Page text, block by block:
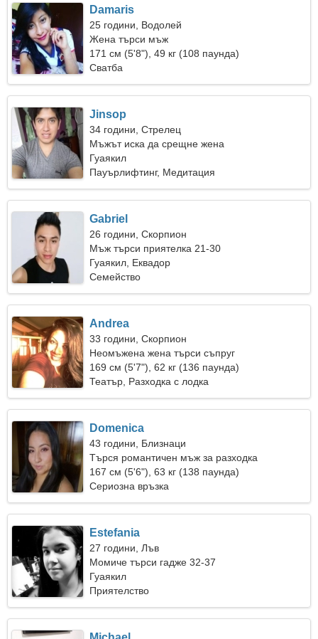
Damaris
25 години, Водолей
Жена търси мъж
171 см (5'8"), 49 кг (108 паунда)
Сватба
Jinsop
34 години, Стрелец
Мъжът иска да срещне жена
Гуаякил
Пауърлифтинг, Медитация
Gabriel
26 години, Скорпион
Мъж търси приятелка 21-30
Гуаякил, Еквадор
Семейство
Andrea
33 години, Скорпион
Неомъжена жена търси съпруг
169 см (5'7"), 62 кг (136 паунда)
Театър, Разходка с лодка
Domenica
43 години, Близнаци
Търся романтичен мъж за разходка
167 см (5'6"), 63 кг (138 паунда)
Сериозна връзка
Estefania
27 години, Лъв
Момиче търси гадже 32-37
Гуаякил
Приятелство